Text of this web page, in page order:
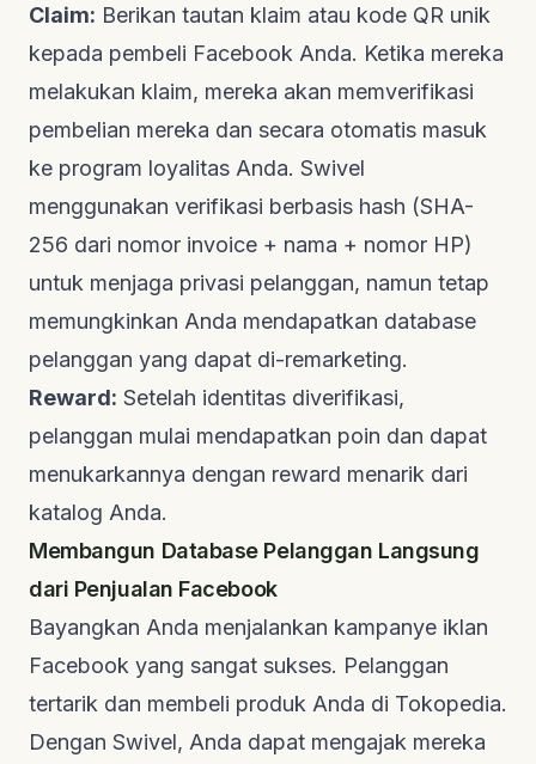
Claim: Berikan tautan klaim atau kode QR unik
kepada pembeli Facebook Anda. Ketika mereka
melakukan klaim, mereka akan memverifikasi
pembelian mereka dan secara otomatis masuk
ke program loyalitas Anda. Swivel
menggunakan verifikasi berbasis hash (SHA-
256 dari nomor invoice + nama + nomor HP)
untuk menjaga privasi pelanggan, namun tetap
memungkinkan Anda mendapatkan database
pelanggan yang dapat di-remarketing.
Reward: Setelah identitas diverifikasi,
pelanggan mulai mendapatkan poin dan dapat
menukarkannya dengan reward menarik dari
katalog Anda.
Membangun Database Pelanggan Langsung
dari Penjualan Facebook
Bayangkan Anda menjalankan kampanye iklan
Facebook yang sangat sukses. Pelanggan
tertarik dan membeli produk Anda di Tokopedia.
Dengan Swivel, Anda dapat mengajak mereka